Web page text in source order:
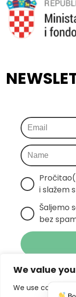
We value
We use cookies
i slažem
Šaljemo
bez
Klikom na
primanje